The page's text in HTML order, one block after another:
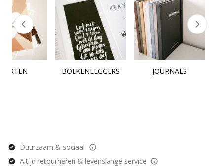
BOEKENLEGGERS JOURNALS
Duurzaam & sociaal
Altijd retourneren & levenslange service